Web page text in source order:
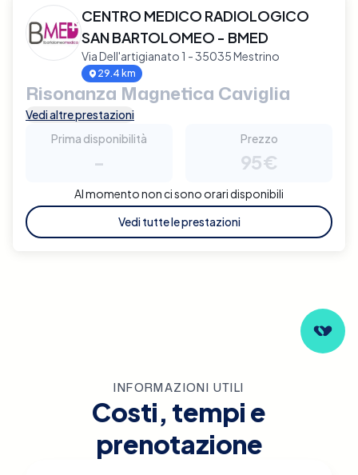
CENTRO MEDICO RADIOLOGICO
SAN BARTOLOMEO - BMED
Via Dell'artigianato 1 - 35035 Mestrino
29.4 km
Risonanza Magnetica Caviglia
Vedi altre prestazioni
Prima disponibilità
-
Prezzo
95€
Al momento non ci sono orari disponibili
Vedi tutte le prestazioni
INFORMAZIONI UTILI
Costi, tempi e
prenotazione